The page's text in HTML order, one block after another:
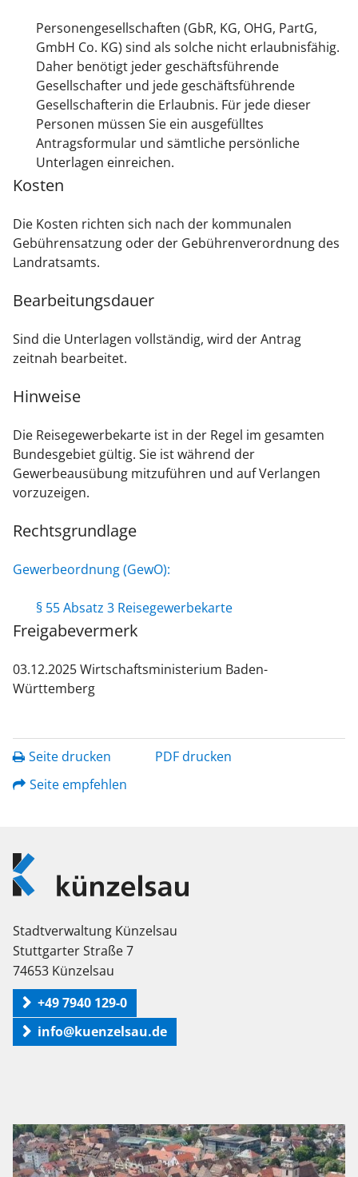
Personengesellschaften (GbR, KG, OHG, PartG,
GmbH Co. KG) sind als solche nicht erlaubnisfähig.
Daher benötigt jeder geschäftsführende
Gesellschafter und jede geschäftsführende
Gesellschafterin die Erlaubnis. Für jede dieser
Personen müssen Sie ein ausgefülltes
Antragsformular und sämtliche persönliche
Unterlagen einreichen.
Kosten
Die Kosten richten sich nach der kommunalen
Gebührensatzung oder der Gebührenverordnung des
Landratsamts.
Bearbeitungsdauer
Sind die Unterlagen vollständig, wird der Antrag
zeitnah bearbeitet.
Hinweise
Die Reisegewerbekarte ist in der Regel im gesamten
Bundesgebiet gültig. Sie ist während der
Gewerbeausübung mitzuführen und auf Verlangen
vorzuzeigen.
Rechtsgrundlage
Gewerbeordnung (GewO):
§ 55 Absatz 3 Reisegewerbekarte
Freigabevermerk
03.12.2025 Wirtschaftsministerium Baden-
Württemberg
Seite drucken
PDF drucken
Seite empfehlen
Logo
Künzelsau
Stadtverwaltung Künzelsau
Stuttgarter Straße 7
74653 Künzelsau
+49 7940 129-0
info@kuenzelsau.de